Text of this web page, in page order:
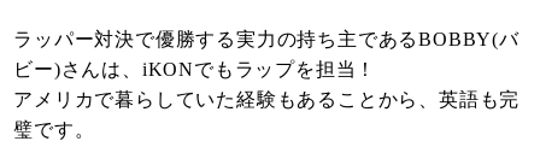
ラッパー対決で優勝する実力の持ち主であるBOBBY(バ
ビー)さんは、iKONでもラップを担当！
アメリカで暮らしていた経験もあることから、英語も完
璧です。